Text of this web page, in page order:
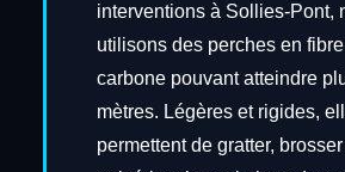
interventions à Sollies-Pont,
utilisons des perches en
carbone pouvant atteindre
mètres. Légères et rigides,
permettent de gratter,